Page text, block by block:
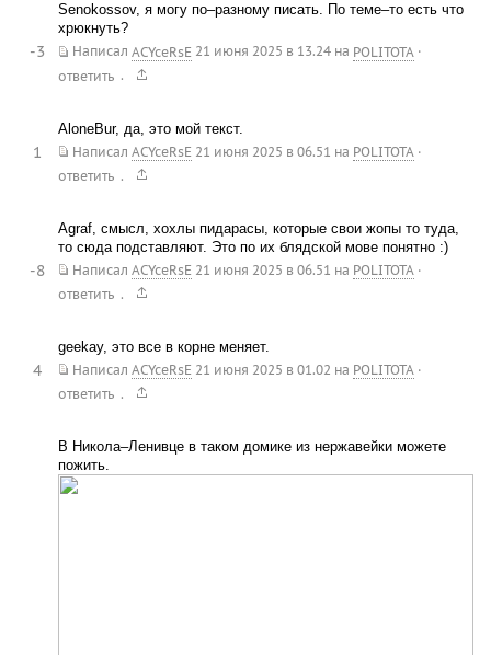
Senokossov, я могу по–разному писать. По теме–то есть что
хрюкнуть?
Написал ACYceRsE 21 июня 2025 в 13.24на POLITOTA ·
ответить .
-3
AloneBur, да, это мой текст.
Написал ACYceRsE 21 июня 2025 в 06.51 на POLITOTA ·
ответить .
1
Agraf, смысл, хохлы пидарасы, которые свои жопы то туда,
то сюда подставляют. Это по их блядской мове понятно :)
Написал ACYceRsE 21 июня 2025 в 06.51 на POLITOTA ·
ответить .
-8
geekay, это все в корне меняет.
Написал ACYceRsE 21 июня 2025 в 01.02 на POLITOTA ·
ответить .
4
В Никола–Ленивце в таком домике из нержавейки можете
пожить.